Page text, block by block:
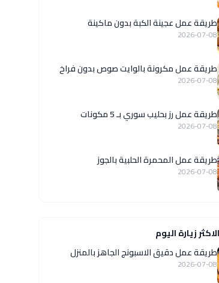
طريقة عمل عجينة الكبة بدون ماكينة
2026-07-08
طريقة عمل مكرونة بالوايت صوص بدون فراخ
2026-07-08
طريقة عمل رز بحليب سوري بـ 5 مكونات
2026-07-08
طريقة عمل المحمرة الحلبية بالجوز
2026-07-08
زيارة اليوم
طريقة عمل دقيق الاسبونج الجاهز بالمنزل
2026-07-08